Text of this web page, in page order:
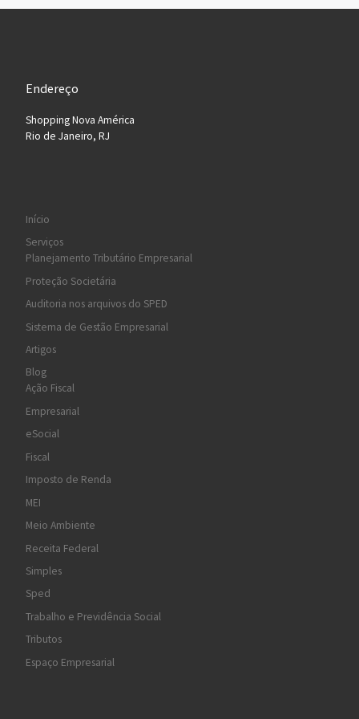
Endereço
Shopping Nova América
Rio de Janeiro, RJ
Início
Serviços
Planejamento Tributário Empresarial
Proteção Societária
Auditoria nos arquivos do SPED
Sistema de Gestão Empresarial
Artigos
Blog
Ação Fiscal
Empresarial
eSocial
Fiscal
Imposto de Renda
MEI
Meio Ambiente
Receita Federal
Simples
Sped
Trabalho e Previdência Social
Tributos
Espaço Empresarial